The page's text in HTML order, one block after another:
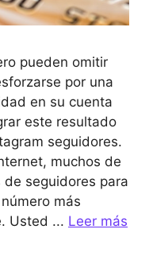
pueden omitir
por una
en su cuenta
este resultado
seguidores.
muchos de
seguidores para
más
Usted ... Leer más